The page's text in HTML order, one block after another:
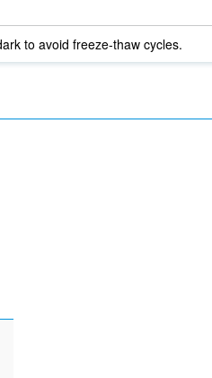
to avoid freeze-thaw cycles.